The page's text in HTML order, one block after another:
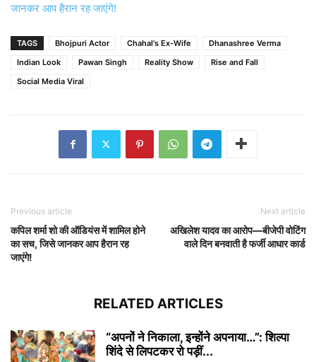
जानकर आप हैरान रह जाएंगे!
TAGS Bhojpuri Actor Chahal's Ex-Wife
Dhanashree Verma
Indian Look
Pawan Singh Reality Show
Rise and Fall
Social Media Viral
Previous article
कपिल शर्मा शो की ऑडियंस में शामिल होने
का सच, जिसे जानकर आप हैरान रह
जाएंगे!
Next article
अखिलेश यादव का आरोप—बीजेपी वोटिंग
वाले दिन बनवाती है फर्जी आधार कार्ड
RELATED ARTICLES
“अपनों ने निकाला, इन्होंने अपनाया…”: शिल्पा
शिंदे से लिपटकर रो पड़ीं...